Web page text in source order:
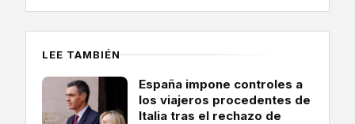
LEE TAMBIÉN
España impone controles a
los viajeros procedentes de
Italia tras el rechazo de